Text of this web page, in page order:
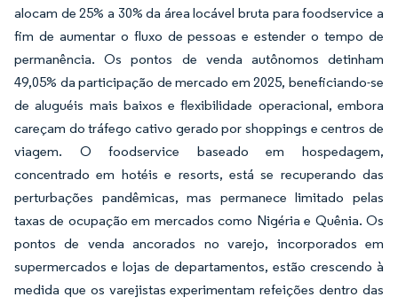
alocam de 25% a 30% da área locável bruta para foodservice a
fim de aumentar o fluxo de pessoas e estender o tempo de
permanência. Os pontos de venda autônomos detinham
49,05% da participação de mercado em 2025, beneficiando-se
de aluguéis mais baixos e flexibilidade operacional, embora
careçam do tráfego cativo gerado por shoppings e centros de
viagem. O foodservice baseado em hospedagem,
concentrado em hotéis e resorts, está se recuperando das
perturbações pandêmicas, mas permanece limitado pelas
taxas de ocupação em mercados como Nigéria e Quênia. Os
pontos de venda ancorados no varejo, incorporados em
supermercados e lojas de departamentos, estão crescendo à
medida que os varejistas experimentam refeições dentro das